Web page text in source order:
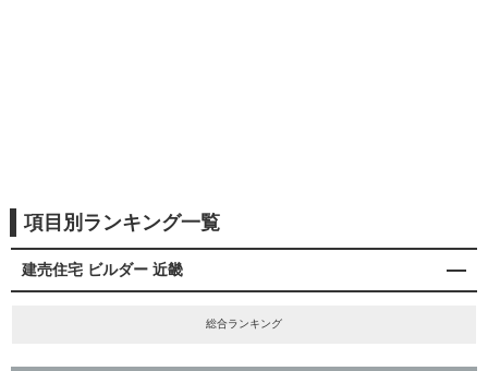
項目別ランキング一覧
建売住宅 ビルダー 近畿
総合ランキング